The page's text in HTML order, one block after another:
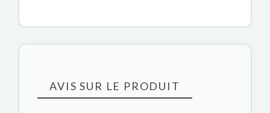
AVIS SUR LE PRODUIT